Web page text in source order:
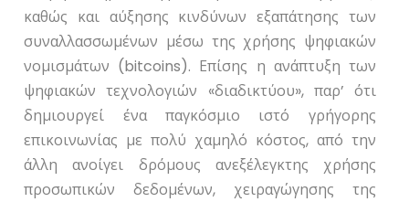
καθώς και αύξησης κινδύνων εξαπάτησης των
συναλλασσωμένων μέσω της χρήσης ψηφιακών
νομισμάτων (bitcoins). Επίσης η ανάπτυξη των
ψηφιακών τεχνολογιών «διαδικτύου», παρ’ ότι
δημιουργεί ένα παγκόσμιο ιστό γρήγορης
επικοινωνίας με πολύ χαμηλό κόστος, από την
άλλη ανοίγει δρόμους ανεξέλεγκτης χρήσης
προσωπικών δεδομένων, χειραγώγησης της